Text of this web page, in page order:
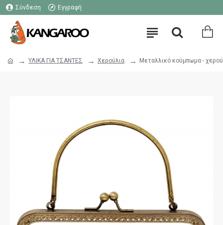
Σύνδεση Εγγραφή
ΥΛΙΚΑ ΓΙΑ ΤΣΑΝΤΕΣ Χερούλια Μεταλλικό κούμπωμα -